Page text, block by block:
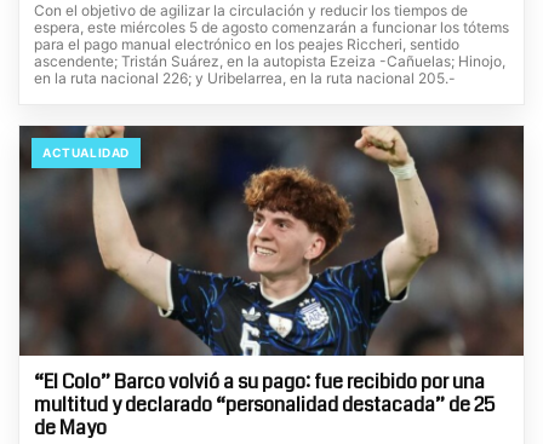
Con el objetivo de agilizar la circulación y reducir los tiempos de
espera, este miércoles 5 de agosto comenzarán a funcionar los tótems
para el pago manual electrónico en los peajes Riccheri, sentido
ascendente; Tristán Suárez, en la autopista Ezeiza -Cañuelas; Hinojo,
en la ruta nacional 226; y Uribelarrea, en la ruta nacional 205.-
ACTUALIDAD
“El Colo” Barco volvió a su pago: fue recibido por una
multitud y declarado “personalidad destacada” de 25
de Mayo